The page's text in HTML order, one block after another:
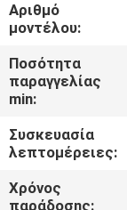
ΠΟΙΟΤΙΚΌΣ
ΈΛΕΓΧΟΣ
ΕΛΆΤΕ
ΣΕ
Αριθμό
μοντέλου:
Ποσότητα
παραγγελίας
min:
Συσκευασία
λεπτομέρειες:
Χρόνος
παράδοσης: